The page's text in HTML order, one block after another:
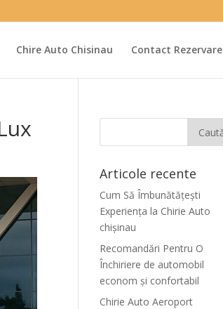
Chire Auto Chisinau Contact Rezervare
Articole recente
Cum Să Îmbunătățești
Experiența la Chirie Auto
chişinau
Recomandări Pentru O
Închiriere de automobil
econom și confortabil
Chirie Auto Aeroport